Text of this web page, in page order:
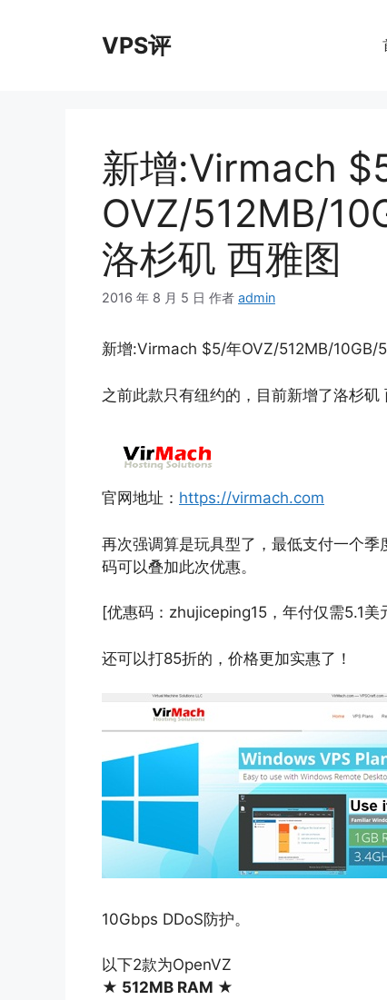
VPS评
新增:Virmach
OVZ/512MB/
洛杉矶 西雅图
2016 年 8 月 5 日 作者 admin
新增:Virmach $5/年OVZ/512MB/10GB/
之前此款只有纽约的，目前新增了洛杉矶
官网地址： https://virmach.com
再次强调算是玩具型了，最低支付一个
码可以叠加此次优惠。
[优惠码：zhujiceping15，年付仅需5.1美
还可以打85折的，价格更加实惠了！
10Gbps DDoS防护。
以下2款为OpenVZ
★ 512MB RAM ★